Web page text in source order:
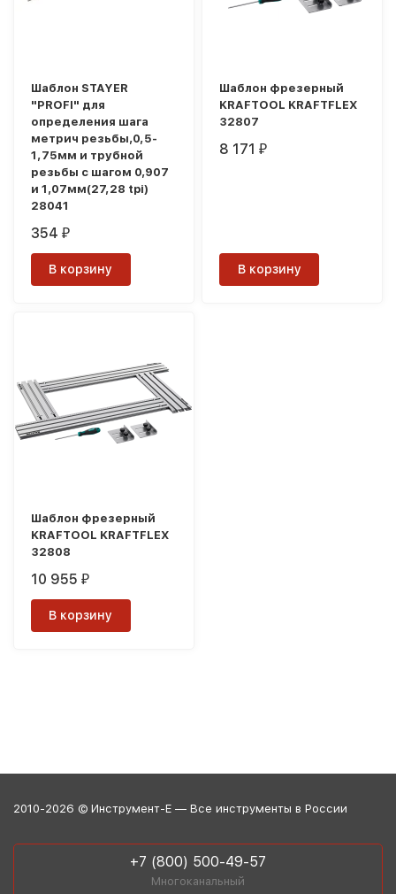
Шаблон STAYER
"PROFI" для
определения шага
метрич резьбы,0,5-
1,75мм и трубной
резьбы с шагом 0,907
и 1,07мм(27,28 tpi)
28041
354₽
В корзину
Шаблон фрезерный
KRAFTOOL KRAFTFLEX
32807
8 171₽
В корзину
Шаблон фрезерный
KRAFTOOL KRAFTFLEX
32808
10 955₽
В корзину
2010-2026 © Инструмент-Е — Все инструменты в России
+7 (800) 500-49-57
Многоканальный